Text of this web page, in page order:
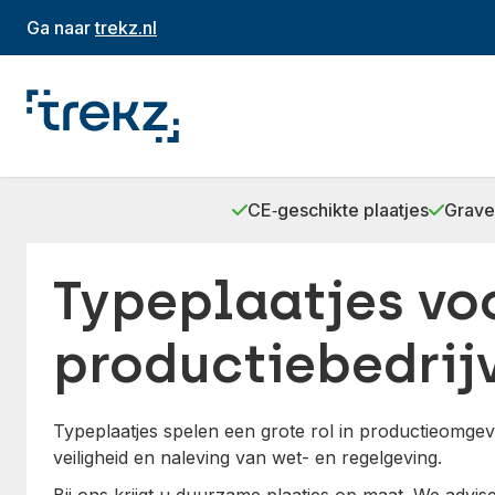
Ga naartrekz.nl
CE‑geschikte plaatjes
Typeplaatjes
Typeplaatjes spelen een grote rol in
veiligheid en naleving van wet- en regelgeving.